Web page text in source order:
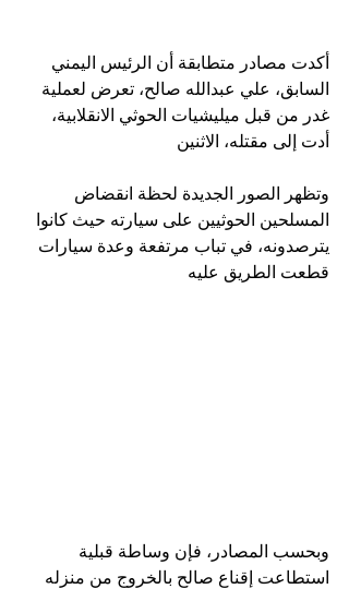
أكدت مصادر متطابقة أن الرئيس اليمني
السابق، علي عبدالله صالح، تعرض لعملية
غدر من قبل ميليشيات الحوثي الانقلابية،
أدت إلى مقتله، الاثنين
وتظهر الصور الجديدة لحظة انقضاض
المسلحين الحوثيين على سيارته حيث كانوا
يترصدونه، في تباب مرتفعة وعدة سيارات
قطعت الطريق عليه
وبحسب المصادر، فإن وساطة قبلية
استطاعت إقناع صالح بالخروج من منزله